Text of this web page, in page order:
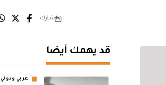
شارك
قد يهمك أيضا
عربي ودولي